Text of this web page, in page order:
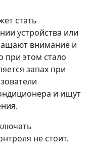
стать
устройства или
внимание и
при этом стало
запах при
и ищут
не стоит.